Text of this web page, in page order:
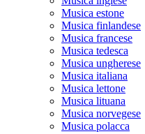
Musica estone
Musica finlandese
Musica francese
Musica tedesca
Musica ungherese
Musica italiana
Musica lettone
Musica lituana
Musica norvegese
Musica polacca